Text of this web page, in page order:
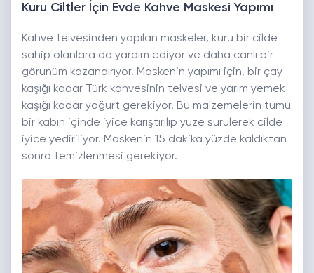
Kuru Ciltler İçin Evde Kahve Maskesi Yapımı
Kahve telvesinden yapılan maskeler, kuru bir cilde
sahip olanlara da yardım ediyor ve daha canlı bir
görünüm kazandırıyor. Maskenin yapımı için, bir çay
kaşığı kadar Türk kahvesinin telvesi ve yarım yemek
kaşığı kadar yoğurt gerekiyor. Bu malzemelerin tümü
bir kabın içinde iyice karıştırılıp yüze sürülerek cilde
iyice yediriliyor. Maskenin 15 dakika yüzde kaldıktan
sonra temizlenmesi gerekiyor.